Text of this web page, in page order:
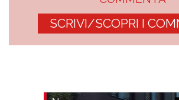
SCRIVI/SCOPRI I